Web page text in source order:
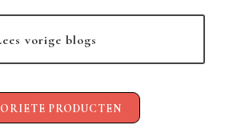
vorige blogs
PRODUCTEN